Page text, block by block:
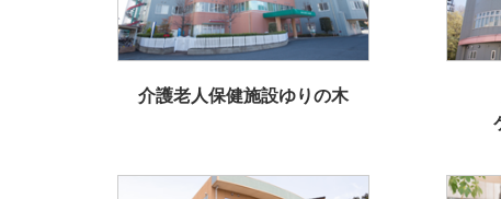
介護老人保健施設ゆりの木